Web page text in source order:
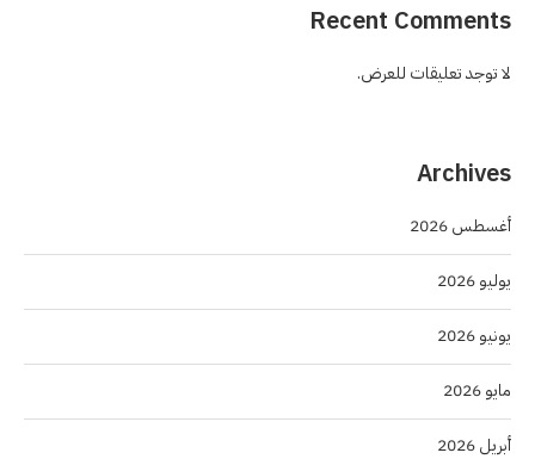
Recent Comments
لا توجد تعليقات للعرض.
Archives
أغسطس 2026
يوليو 2026
يونيو 2026
مايو 2026
أبريل 2026